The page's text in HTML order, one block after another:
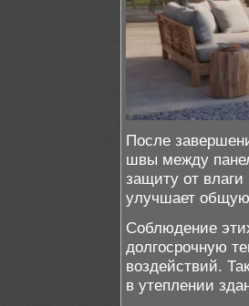
После
швы между
защиту от
улучшает
Соблюдение
долгосрочную
воздействий.
в утеплении